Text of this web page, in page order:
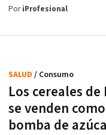
PoriProfesional
Los cereales de
se venden
bomba de
SALUD / Consumo